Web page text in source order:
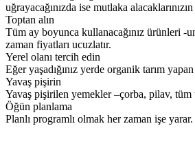
uğrayacağınızda ise mutlaka
Toptan alın
Tüm ay boyunca kullanacağınız ürünleri -
zaman fiyatları ucuzlatır.
Yerel olanı tercih edin
Eğer yaşadığınız yerde organik tarım
Yavaş pişirin
Yavaş pişirilen yemekler –çorba, pilav,
Öğün planlama
Planlı programlı olmak her zaman işe